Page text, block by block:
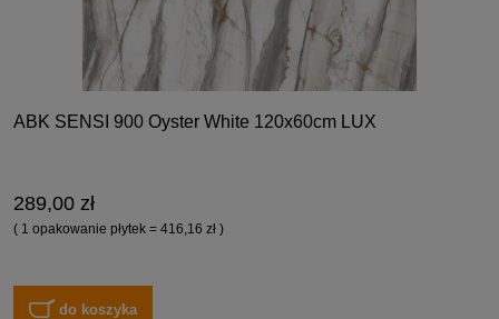
ABK SENSI 900 Oyster White 120x60cm LUX
289,00 zł
( 1 opakowanie płytek = 416,16 zł )
do koszyka